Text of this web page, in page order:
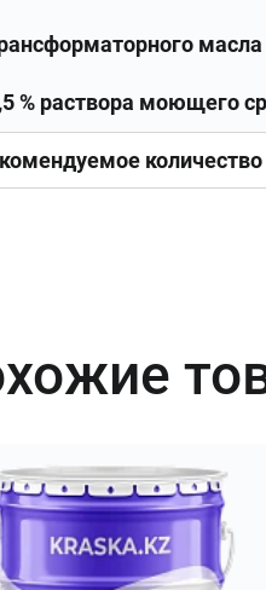
масла
% раствора моющего
количество